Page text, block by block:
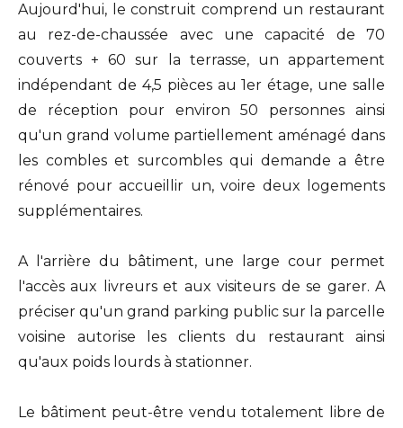
Aujourd'hui, le construit comprend un restaurant
au rez-de-chaussée avec une capacité de 70
couverts + 60 sur la terrasse, un appartement
indépendant de 4,5 pièces au 1er étage, une salle
de réception pour environ 50 personnes ainsi
qu'un grand volume partiellement aménagé dans
les combles et surcombles qui demande a être
rénové pour accueillir un, voire deux logements
supplémentaires.
A l'arrière du bâtiment, une large cour permet
l'accès aux livreurs et aux visiteurs de se garer. A
préciser qu'un grand parking public sur la parcelle
voisine autorise les clients du restaurant ainsi
qu'aux poids lourds à stationner.
Le bâtiment peut-être vendu totalement libre de